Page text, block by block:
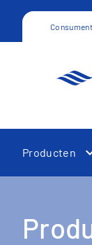
Consument
Producten